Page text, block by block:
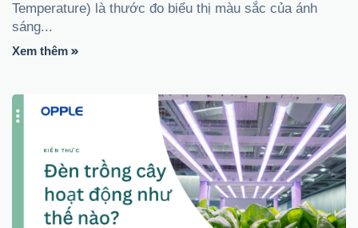
Temperature) là thước đo biểu thị màu sắc của ánh
sáng...
Xem thêm